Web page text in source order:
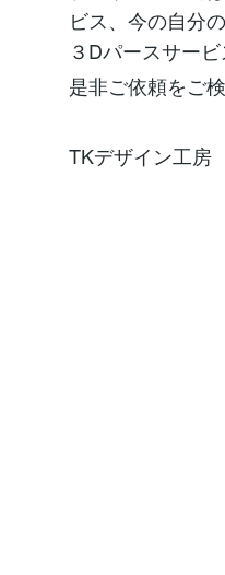
ビス、今の自分
３Dパースサー
是非ご依頼をご
TKデザイン工房